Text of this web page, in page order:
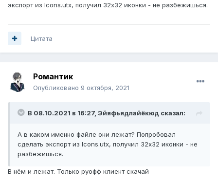
экспорт из Icons.utx, получил 32х32 иконки - не разбежишься.
Цитата
Романтик
Опубликовано 9 октября, 2021
В 08.10.2021 в 16:27, Эйяфьядлайёкюд сказал:
А в каком именно файле они лежат? Попробовал
сделать экспорт из Icons.utx, получил 32х32 иконки - не
разбежишься.
В нём и лежат. Только руофф клиент скачай